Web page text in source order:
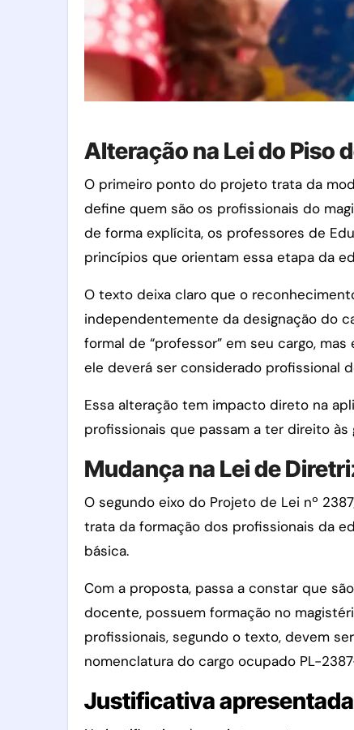
Alteração na Lei do Piso
O primeiro ponto do projeto trata da
define quem são os profissionais do
de forma explícita, os professores de
princípios que orientam essa etapa da
O texto deixa claro que o
independentemente da designação do
formal de “professor” em seu cargo,
ele deverá ser considerado profissional
Essa alteração tem impacto direto na
profissionais que passam a ter direito
Mudança na Lei de
O segundo eixo do Projeto de Lei nº
trata da formação dos profissionais da
básica.
Com a proposta, passa a constar que
docente, possuem formação no
profissionais, segundo o texto, devem
nomenclatura do cargo ocupado PL-
Justificativa